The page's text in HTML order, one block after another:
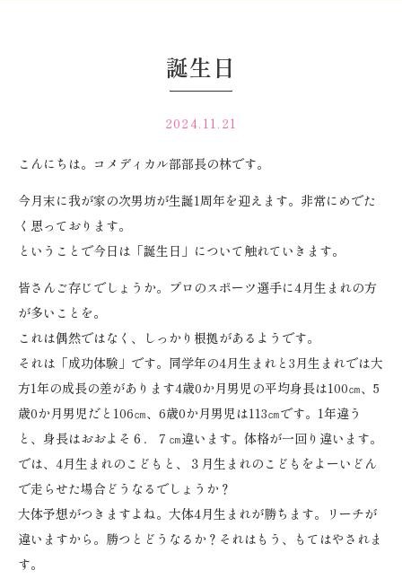
誕生日
2024.11.21
こんにちは。コメディカル部部長の林です。
今月末に我が家の次男坊が生誕1周年を迎えます。非常にめでた
く思っております。
ということで今日は「誕生日」について触れていきます。
皆さんご存じでしょうか。プロのスポーツ選手に4月生まれの方
が多いことを。
これは偶然ではなく、しっかり根拠があるようです。
それは「成功体験」です。同学年の4月生まれと3月生まれでは大
方1年の成長の差があります4歳0か月男児の平均身長は100㎝、5
歳0か月男児だと106㎝、6歳0か月男児は113㎝です。1年違う
と、身長はおおよそ６．７㎝違います。体格が一回り違います。
では、4月生まれのこどもと、３月生まれのこどもをよーいどん
で走らせた場合どうなるでしょうか？
大体予想がつきますよね。大体4月生まれが勝ちます。リーチが
違いますから。勝つとどうなるか？それはもう、もてはやされま
す。